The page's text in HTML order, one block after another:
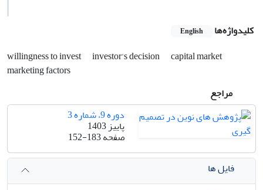
کلیدواژه‌ها English
willingness to invest investor's decision
capital market
marketing factors
مراجع
دوره 9، شماره 3
پاییز 1403
صفحه152-183
فایل ها